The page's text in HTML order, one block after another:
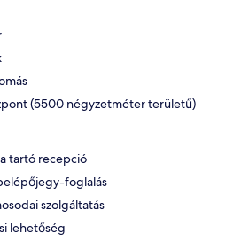
(5500 négyzetméter területű)
tartó recepció
foglalás
szolgáltatás
lehetőség